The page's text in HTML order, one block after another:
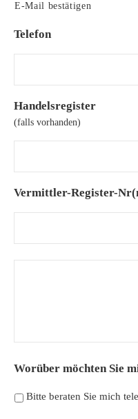
E-Mail bestätigen
Telefon
Handelsregister
(falls vorhanden)
Vermittler-Register-
H
e
n
Worüber möchten Sie
Bitte beraten Sie mich